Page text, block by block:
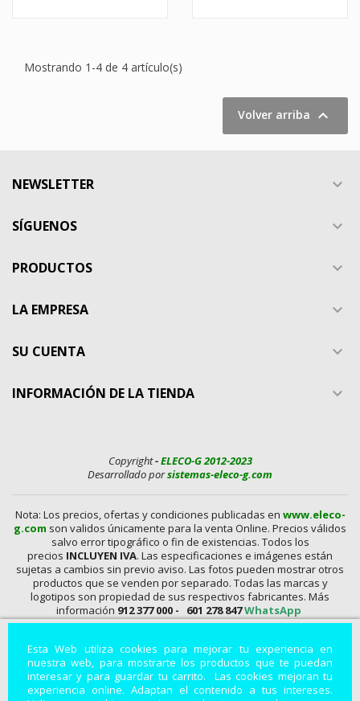
Esta Web utiliza cookies para mejorar tu experiencia en
nuestra web, para mostrarte los productos que te puedan
interesar y para guardar tu carrito. Las cookies mejoran tu
experiencia online. Adaptan el contenido a tus intereses.
Mostrando 1-4 de 4 artículo(s)
Volver arriba 
NEWSLETTER 
SÍGUENOS 
PRODUCTOS 
LA EMPRESA 
SU CUENTA 
INFORMACIÓN DE LA TIENDA 
Copyright-ELECO-G 2012-2023
Desarrollado porsistemas-eleco-g.com
Nota: Los precios, ofertas y condiciones publicadas en www.eleco-
g.com son validos únicamente para la venta Online. Precios válidos
salvo error tipográfico o fin de existencias. Todos los
precios INCLUYEN IVA. Las especificaciones e imágenes están
sujetas a cambios sin previo aviso. Las fotos pueden mostrar otros
productos que se venden por separado. Todas las marcas y
logotipos son propiedad de sus respectivos fabricantes. Más
información 912 377 000 - 601 278 847WhatsApp
Distancia, Conexiones, alimentadores, Baterías, Pilas,
Aparatos de Medida, Soldadores, Hdmi, Tester, Cargadores,
Componentes, Fuentes de Alimentación, Teléfonos,
Accesorios para Smartphones, Informática, Cámaras de